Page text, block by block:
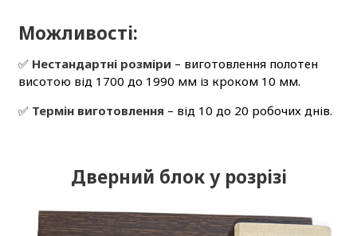
Можливості:
✅ Нестандартні розміри – виготовлення полотен
висотою від 1700 до 1990 мм із кроком 10 мм.
✅ Термін виготовлення – від 10 до 20 робочих днів.
Дверний блок у розрізі